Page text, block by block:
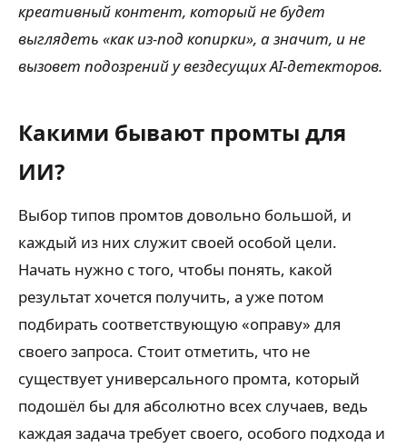
креативный контент, который не будет
выглядеть «как из-под копирки», а значит, и не
вызовет подозрений у вездесущих AI-детекторов.
Какими бывают промты для
ИИ?
Выбор типов промтов довольно большой, и
каждый из них служит своей особой цели.
Начать нужно с того, чтобы понять, какой
результат хочется получить, а уже потом
подбирать соответствующую «оправу» для
своего запроса. Стоит отметить, что не
существует универсального промта, который
подошёл бы для абсолютно всех случаев, ведь
каждая задача требует своего, особого подхода и